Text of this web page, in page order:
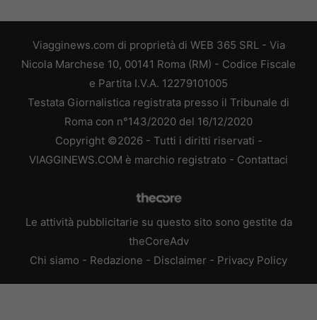
Viagginews.com di proprietà di WEB 365 SRL - Via
Nicola Marchese 10, 00141 Roma (RM) - Codice Fiscale
e Partita I.V.A. 12279101005
Testata Giornalistica registrata presso il Tribunale di
Roma con n°143/2020 del 16/12/2020
Copyright ©2026 - Tutti i diritti riservati -
VIAGGINEWS.COM è marchio registrato - Contattaci
Le attività pubblicitarie su questo sito sono gestite da
theCoreAdv
Chi siamo - Redazione - Disclaimer - Privacy Policy